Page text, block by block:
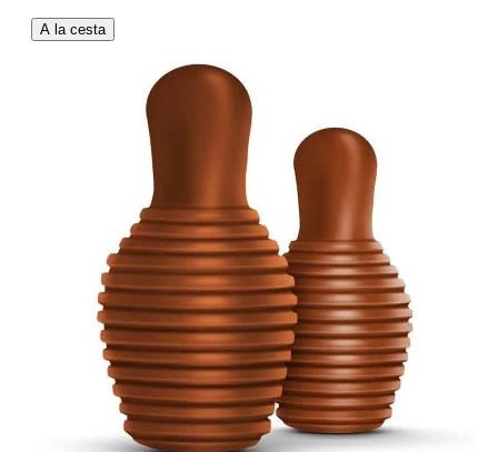
A la cesta